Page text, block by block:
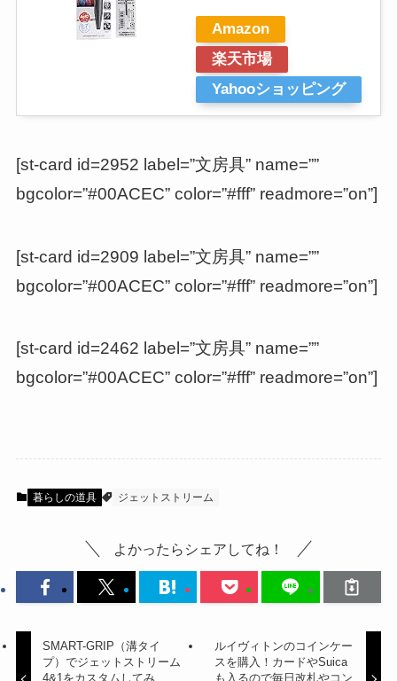
Amazon
楽天市場
Yahooショッピング
[st-card id=2952 label=”文房具” name=””
bgcolor=”#00ACEC” color=”#fff” readmore=”on”]
[st-card id=2909 label=”文房具” name=””
bgcolor=”#00ACEC” color=”#fff” readmore=”on”]
[st-card id=2462 label=”文房具” name=””
bgcolor=”#00ACEC” color=”#fff” readmore=”on”]
暮らしの道具 ジェットストリーム
よかったらシェアしてね！
SMART-GRIP（溝タイ
プ）でジェットストリーム
4&1をカスタムしてみ
ルイヴィトンのコインケー
スを購入！カードやSuica
も入るので毎日改札やコン